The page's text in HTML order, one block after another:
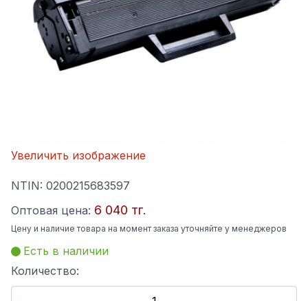
Увеличить изображение
NTIN: 0200215683597
Оптовая цена: 6 040 тг.
Цену и наличие товара на момент заказа уточняйте у менеджеров
Есть в наличии
Количество: